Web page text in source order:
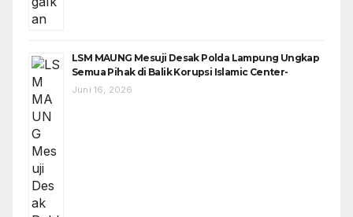
LSM MAUNG Mesuji Desak Polda Lampung Ungkap
Semua Pihak di Balik Korupsi Islamic Center-
Juni 16, 2026